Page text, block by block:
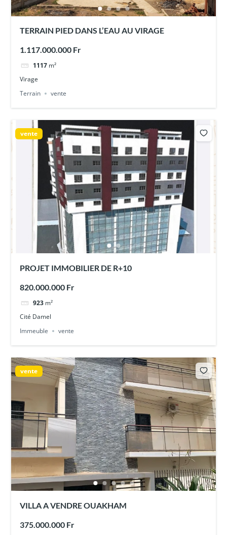
TERRAIN PIED DANS L’EAU AU VIRAGE
1.117.000.000 Fr
1117 m²
Virage
Terrain
vente
vente
PROJET IMMOBILIER DE R+10
820.000.000 Fr
923 m²
Cité Damel
Immeuble
vente
vente
VILLA A VENDRE OUAKHAM
375.000.000 Fr